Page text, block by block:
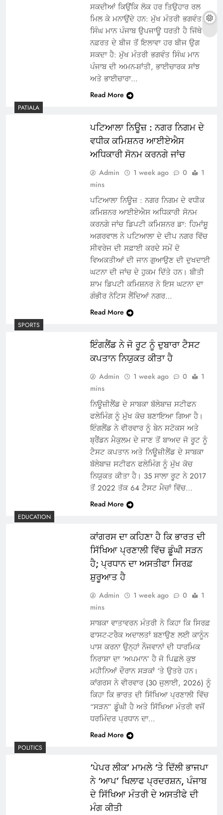
ਸਕਦੀਆਂ ਕਿਉਂਕਿ ਲੋਕ ਹਰ ਤਿਉਹਾਰ ਰਲ
ਮਿਲ ਕੇ ਮਨਾਉਂਦੇ ਹਨ: ਮੁੱਖ ਮੰਤਰੀ ਭਗਵੰਤ
ਸਿੰਘ ਮਾਨ ਪੰਜਾਬ ਉਪਜਾਊ ਧਰਤੀ ਹੈ ਜਿੱਥੇ
ਨਫ਼ਰਤ ਦੇ ਬੀਜ ਤੋਂ ਇਲਾਵਾ ਹਰ ਬੀਜ ਉਗ
ਸਕਦਾ ਹੈ: ਮੁੱਖ ਮੰਤਰੀ ਭਗਵੰਤ ਸਿੰਘ ਮਾਨ
ਪੰਜਾਬ ਦੀ ਅਮਨ-ਸ਼ਾਂਤੀ, ਭਾਈਚਾਰਕ ਸਾਂਝ
ਅਤੇ ਭਾਈਚਾਰਾ…
Read More
PATIALA
ਪਟਿਆਲਾ ਨਿਊਜ਼ : ਨਗਰ ਨਿਗਮ ਦੇ
ਵਧੀਕ ਕਮਿਸ਼ਨਰ ਆਈਏਐਸ
ਅਧਿਕਾਰੀ ਸੋਨਮ ਕਰਨਗੇ ਜਾਂਚ
Admin 1 week ago 0
1
mins
ਪਟਿਆਲਾ ਨਿਊਜ਼ : ਨਗਰ ਨਿਗਮ ਦੇ ਵਧੀਕ
ਕਮਿਸ਼ਨਰ ਆਈਏਐਸ ਅਧਿਕਾਰੀ ਸੋਨਮ
ਕਰਨਗੇ ਜਾਂਚ ਡਿਪਟੀ ਕਮਿਸ਼ਨਰ ਡਾ: ਹਿਮਾਂਸ਼ੂ
ਅਗਰਵਾਲ ਨੇ ਪਟਿਆਲਾ ਦੇ ਦੀਪ ਨਗਰ ਵਿੱਚ
ਸੀਵਰੇਜ ਦੀ ਸਫ਼ਾਈ ਕਰਦੇ ਸਮੇਂ ਦੋ
ਵਿਅਕਤੀਆਂ ਦੀ ਜਾਨ ਗੁਆਉਣ ਦੀ ਦੁਖਦਾਈ
ਘਟਨਾ ਦੀ ਜਾਂਚ ਦੇ ਹੁਕਮ ਦਿੱਤੇ ਹਨ। ਬੀਤੀ
ਸ਼ਾਮ ਡਿਪਟੀ ਕਮਿਸ਼ਨਰ ਨੇ ਇਸ ਘਟਨਾ ਦਾ
ਗੰਭੀਰ ਨੋਟਿਸ ਲੈਂਦਿਆਂ ਨਗਰ…
Read More
SPORTS
ਇੰਗਲੈਂਡ ਨੇ ਜੋ ਰੂਟ ਨੂੰ ਦੁਬਾਰਾ ਟੈਸਟ
ਕਪਤਾਨ ਨਿਯੁਕਤ ਕੀਤਾ ਹੈ
Admin 1 week ago 0
1
mins
ਨਿਊਜ਼ੀਲੈਂਡ ਦੇ ਸਾਬਕਾ ਬੱਲੇਬਾਜ਼ ਸਟੀਫਨ
ਫਲੇਮਿੰਗ ਨੂੰ ਮੁੱਖ ਕੋਚ ਬਣਾਇਆ ਗਿਆ ਹੈ।
ਇੰਗਲੈਂਡ ਨੇ ਵੀਰਵਾਰ ਨੂੰ ਬੇਨ ਸਟੋਕਸ ਅਤੇ
ਬ੍ਰੈਂਡਨ ਮੈਕੁਲਮ ਦੇ ਜਾਣ ਤੋਂ ਬਾਅਦ ਜੋ ਰੂਟ ਨੂੰ
ਟੈਸਟ ਕਪਤਾਨ ਅਤੇ ਨਿਊਜ਼ੀਲੈਂਡ ਦੇ ਸਾਬਕਾ
ਬੱਲੇਬਾਜ਼ ਸਟੀਫਨ ਫਲੇਮਿੰਗ ਨੂੰ ਮੁੱਖ ਕੋਚ
ਨਿਯੁਕਤ ਕੀਤਾ ਹੈ। 35 ਸਾਲਾ ਰੂਟ ਨੇ 2017
ਤੋਂ 2022 ਤੱਕ 64 ਟੈਸਟ ਮੈਚਾਂ ਵਿੱਚ…
Read More
EDUCATION
ਕਾਂਗਰਸ ਦਾ ਕਹਿਣਾ ਹੈ ਕਿ ਭਾਰਤ ਦੀ
ਸਿੱਖਿਆ ਪ੍ਰਣਾਲੀ ਵਿੱਚ ਡੂੰਘੀ ਸੜਨ
ਹੈ; ਪ੍ਰਧਾਨ ਦਾ ਅਸਤੀਫਾ ਸਿਰਫ਼
ਸ਼ੁਰੂਆਤ ਹੈ
Admin 1 week ago 0
1
mins
ਸਾਬਕਾ ਵਾਤਾਵਰਨ ਮੰਤਰੀ ਨੇ ਕਿਹਾ ਕਿ ਸਿਰਫ਼
ਫਾਸਟ-ਟਰੈਕ ਅਦਾਲਤਾਂ ਬਣਾਉਣ ਲਈ ਕਾਨੂੰਨ
ਪਾਸ ਕਰਨਾ ਉਨ੍ਹਾਂ ਨੌਜਵਾਨਾਂ ਦੀ ਧਾਰਮਿਕ
ਨਿਰਾਸ਼ਾ ਦਾ ‘ਅਪਮਾਨ’ ਹੈ ਜੋ ਪਿਛਲੇ ਕੁਝ
ਮਹੀਨਿਆਂ ਦੌਰਾਨ ਸੜਕਾਂ ‘ਤੇ ਉਤਰੇ ਹਨ।
ਕਾਂਗਰਸ ਨੇ ਵੀਰਵਾਰ (30 ਜੁਲਾਈ, 2026) ਨੂੰ
ਕਿਹਾ ਕਿ ਭਾਰਤ ਦੀ ਸਿੱਖਿਆ ਪ੍ਰਣਾਲੀ ਵਿੱਚ
“ਸੜਨ” ਡੂੰਘੀ ਹੈ ਅਤੇ ਸਿੱਖਿਆ ਮੰਤਰੀ ਵਜੋਂ
ਧਰਮਿੰਦਰ ਪ੍ਰਧਾਨ ਦਾ…
Read More
POLITICS
‘ਪੇਪਰ ਲੀਕ’ ਮਾਮਲੇ ‘ਤੇ ਦਿੱਲੀ ਭਾਜਪਾ
ਨੇ ‘ਆਪ’ ਖਿਲਾਫ ਪ੍ਰਦਰਸ਼ਨ, ਪੰਜਾਬ
ਦੇ ਸਿੱਖਿਆ ਮੰਤਰੀ ਦੇ ਅਸਤੀਫੇ ਦੀ
ਮੰਗ ਕੀਤੀ